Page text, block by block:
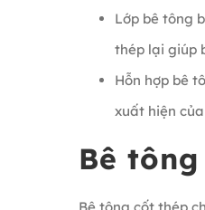
Lớp bê tông
thép lại giúp
Hỗn hợp bê
xuất hiện
Bê